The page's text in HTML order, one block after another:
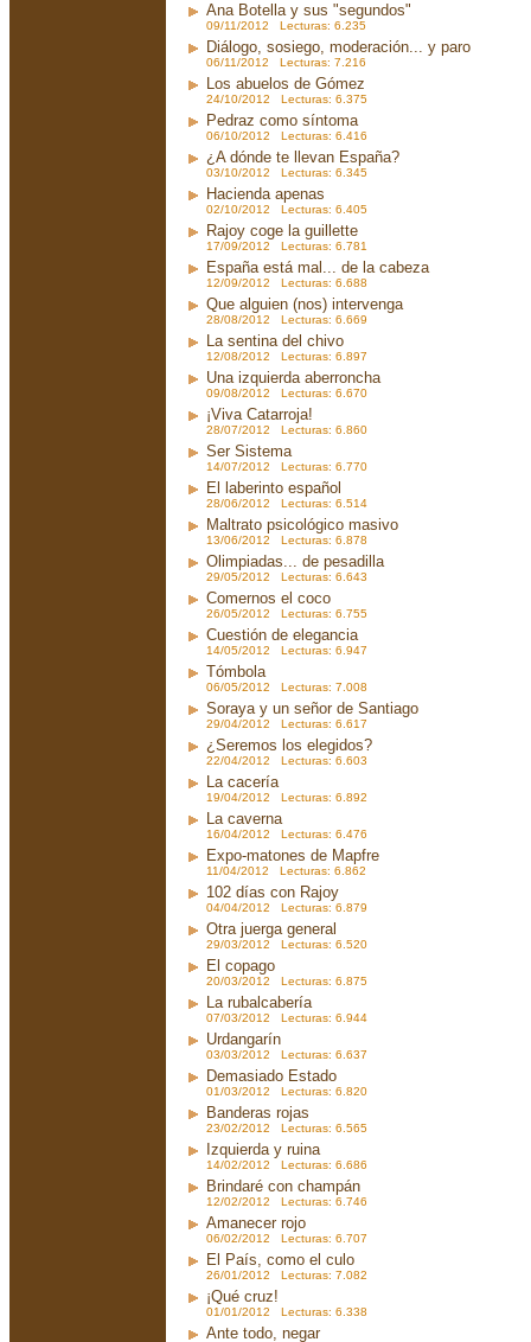
Ana Botella y sus "segundos"
09/11/2012 Lecturas: 6.235
Diálogo, sosiego, moderación... y paro
06/11/2012 Lecturas: 7.216
Los abuelos de Gómez
24/10/2012 Lecturas: 6.375
Pedraz como síntoma
06/10/2012 Lecturas: 6.416
¿A dónde te llevan España?
03/10/2012 Lecturas: 6.345
Hacienda apenas
02/10/2012 Lecturas: 6.405
Rajoy coge la guillette
17/09/2012 Lecturas: 6.781
España está mal... de la cabeza
12/09/2012 Lecturas: 6.688
Que alguien (nos) intervenga
28/08/2012 Lecturas: 6.669
La sentina del chivo
12/08/2012 Lecturas: 6.897
Una izquierda aberroncha
09/08/2012 Lecturas: 6.670
¡Viva Catarroja!
28/07/2012 Lecturas: 6.860
Ser Sistema
14/07/2012 Lecturas: 6.770
El laberinto español
28/06/2012 Lecturas: 6.514
Maltrato psicológico masivo
13/06/2012 Lecturas: 6.878
Olimpiadas... de pesadilla
29/05/2012 Lecturas: 6.643
Comernos el coco
26/05/2012 Lecturas: 6.755
Cuestión de elegancia
14/05/2012 Lecturas: 6.947
Tómbola
06/05/2012 Lecturas: 7.008
Soraya y un señor de Santiago
29/04/2012 Lecturas: 6.617
¿Seremos los elegidos?
22/04/2012 Lecturas: 6.603
La cacería
19/04/2012 Lecturas: 6.892
La caverna
16/04/2012 Lecturas: 6.476
Expo-matones de Mapfre
11/04/2012 Lecturas: 6.862
102 días con Rajoy
04/04/2012 Lecturas: 6.879
Otra juerga general
29/03/2012 Lecturas: 6.520
El copago
20/03/2012 Lecturas: 6.875
La rubalcabería
07/03/2012 Lecturas: 6.944
Urdangarín
03/03/2012 Lecturas: 6.637
Demasiado Estado
01/03/2012 Lecturas: 6.820
Banderas rojas
23/02/2012 Lecturas: 6.565
Izquierda y ruina
14/02/2012 Lecturas: 6.686
Brindaré con champán
12/02/2012 Lecturas: 6.746
Amanecer rojo
06/02/2012 Lecturas: 6.707
El País, como el culo
26/01/2012 Lecturas: 7.082
¡Qué cruz!
01/01/2012 Lecturas: 6.338
Ante todo, negar